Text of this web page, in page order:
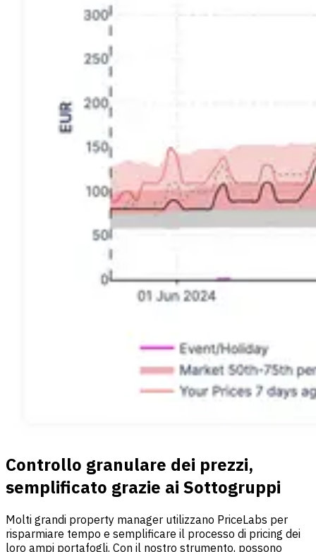
Controllo granulare dei prezzi,
semplificato grazie ai Sottogruppi
Molti grandi property manager utilizzano PriceLabs per
risparmiare tempo e semplificare il processo di pricing dei
loro ampi portafogli. Con il nostro strumento, possono